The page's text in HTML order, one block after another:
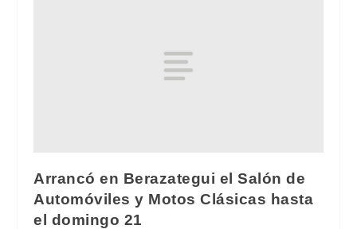
Arrancó en Berazategui el Salón de
Automóviles y Motos Clásicas hasta
el domingo 21